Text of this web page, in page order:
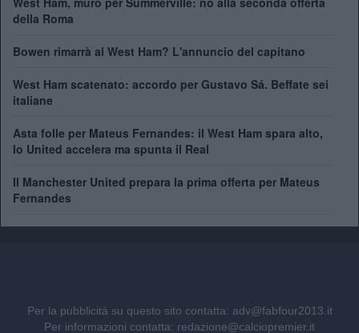
della Roma
Bowen rimarrà al West Ham? L'annuncio del capitano
West Ham scatenato: accordo per Gustavo Sá. Beffate sei
italiane
Asta folle per Mateus Fernandes: il West Ham spara alto,
lo United accelera ma spunta il Real
Il Manchester United prepara la prima offerta per Mateus
Fernandes
Per la pubblicità su questo sito contatta: adv@fabfour2013.it
Per informazioni contatta: redazione@calciopremier.it